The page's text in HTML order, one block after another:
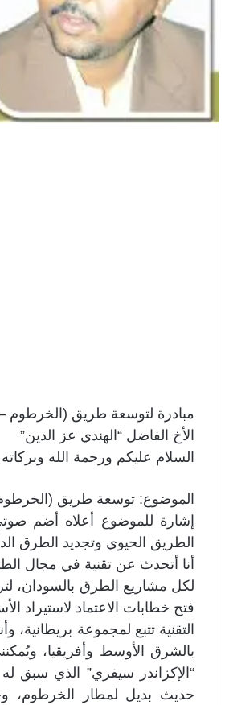
مبادرة لتوسعة طريق (الخرطوم –
الأخ الفاضل “الهندي عز الدين”
السلام عليكم ورحمة الله وبركاته
الموضوع: توسعة طريق
إشارة للموضوع أعلاه أضم
الطريق الحيوي وتجديد الطرق
أنا أتحدث عن تقنية في مجال
لكل مشاريع الطرق بالسودان،
فتح خطابات الاعتماد لاستيراد
التقنية تتبع لمجموعة
بالشرق الأوسط وأفريقيا،
حديث بديل لمطار الخرطوم،